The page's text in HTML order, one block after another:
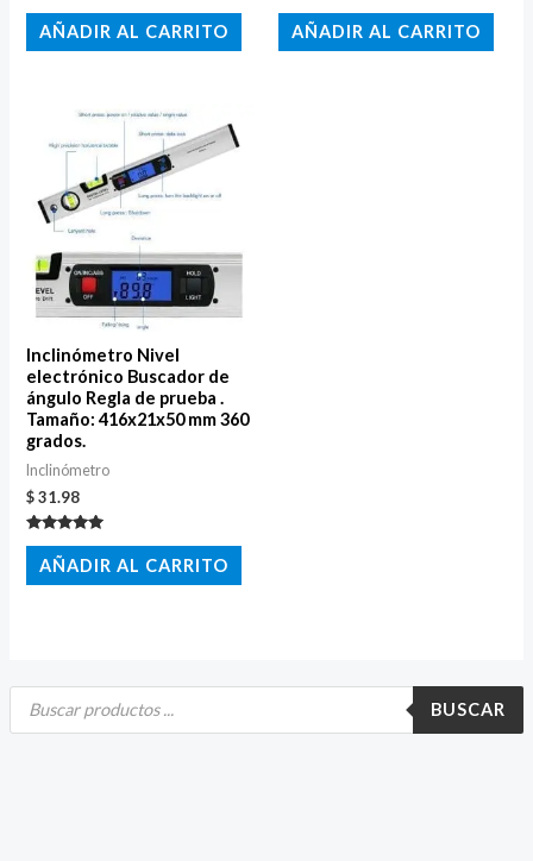
B
BUSCAR
Valorado
con
de
AÑADIR AL CARRITO
Valorado
con
5.00
de 5
AÑADIR AL CARRITO
Inclinómetro Nivel
electrónico Buscador de
ángulo Regla de prueba .
Tamaño: 416x21x50 mm 360
grados.
Inclinómetro
$31.98
Valorado
con
5.00
de 5
AÑADIR AL CARRITO